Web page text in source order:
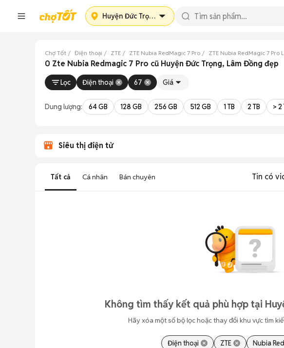
Huyện Đức Trọng
Chợ Tốt Điện thoại ZTE ZTE Nubia RedMagic 7 Pro ZTE Nubia RedMagic 7 Pro
0 Zte Nubia Redmagic 7 Pro cũ Huyện Đức Trọng, Lâm Đồng đẹp
Lọc Điện thoại 67 Giá
Dung lượng: 64 GB 128 GB 256 GB 512 GB 1 TB 2 TB > 2
Siêu thị điện tử
Tất cả Cá nhân Bán chuyên Tin có
Không tìm thấy kết quả phù hợp tại
Hãy xóa một số bộ lọc hoặc thay đổi khu vực tìm
Điện thoại ZTE Nubia